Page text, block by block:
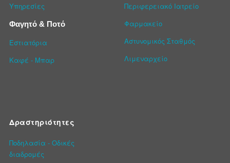
Υπηρεσίες
Φαγητό & Ποτό
Εστιατόρια
Καφέ - Μπαρ
Περιφερειακό Ιατρείο
Φαρμακείο
Αστυνομικός Σταθμός
Λιμεναρχείο
Δραστηριότητες
Ποδηλασία - Οδικές
διαδρομές